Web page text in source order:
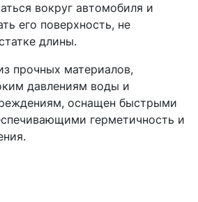
вокруг автомобиля и
его поверхность, не
длины.
прочных материалов,
давлениям воды и
оснащен быстрыми
герметичность и